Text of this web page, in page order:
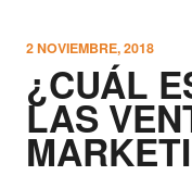
2 NOVIEMBRE, 2018
¿CUÁL
LAS